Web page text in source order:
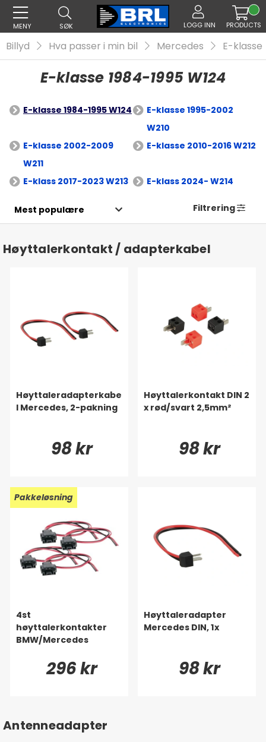
MENY SØK LOGG INN PRODUCTS
Billyd Hva passer i min bil Mercedes E-klasse
E-klasse 1984-1995 W124
E-klasse 1984-1995 W124
E-klasse 1995-2002
W210
E-klasse 2002-2009
W211
E-klasse 2010-2016 W212
E-klass 2017-2023 W213 E-klass 2024- W214
Filtrering
Høyttalerkontakt / adapterkabel
Høyttaleradapterkabe
l Mercedes, 2-pakning
98 kr
Høyttalerkontakt DIN 2
x rød/svart 2,5mm²
98 kr
Pakkeløsning
4st
høyttalerkontakter
BMW/Mercedes
296 kr
Høyttaleradapter
Mercedes DIN, 1x
98 kr
Antenneadapter